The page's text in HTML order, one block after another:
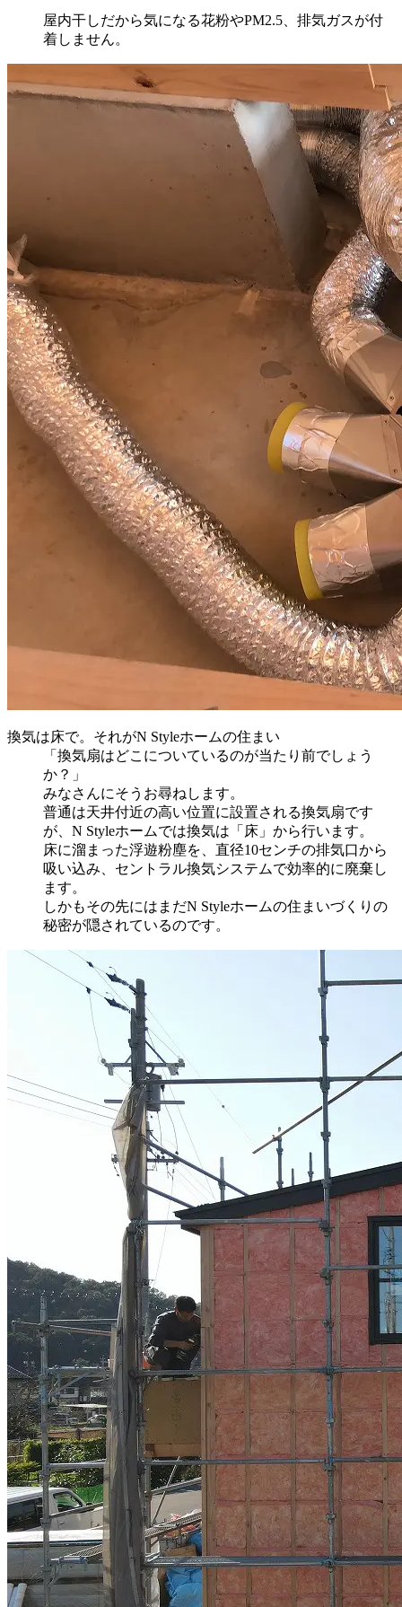
屋内干しだから気になる花粉やPM2.5、排気ガスが付
着しません。
換気は床で。それがN Styleホームの住まい
「換気扇はどこについているのが当たり前でしょう
か？」
みなさんにそうお尋ねします。
普通は天井付近の高い位置に設置される換気扇です
が、N Styleホームでは換気は「床」から行います。
床に溜まった浮遊粉塵を、直径10センチの排気口から
吸い込み、セントラル換気システムで効率的に廃棄し
ます。
しかもその先にはまだN Styleホームの住まいづくりの
秘密が隠されているのです。